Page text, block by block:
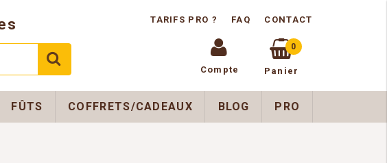
TARIFS PRO ? FAQ CONTACT
Compte
0
Panier
FÛTS COFFRETS/CADEAUX BLOG PRO